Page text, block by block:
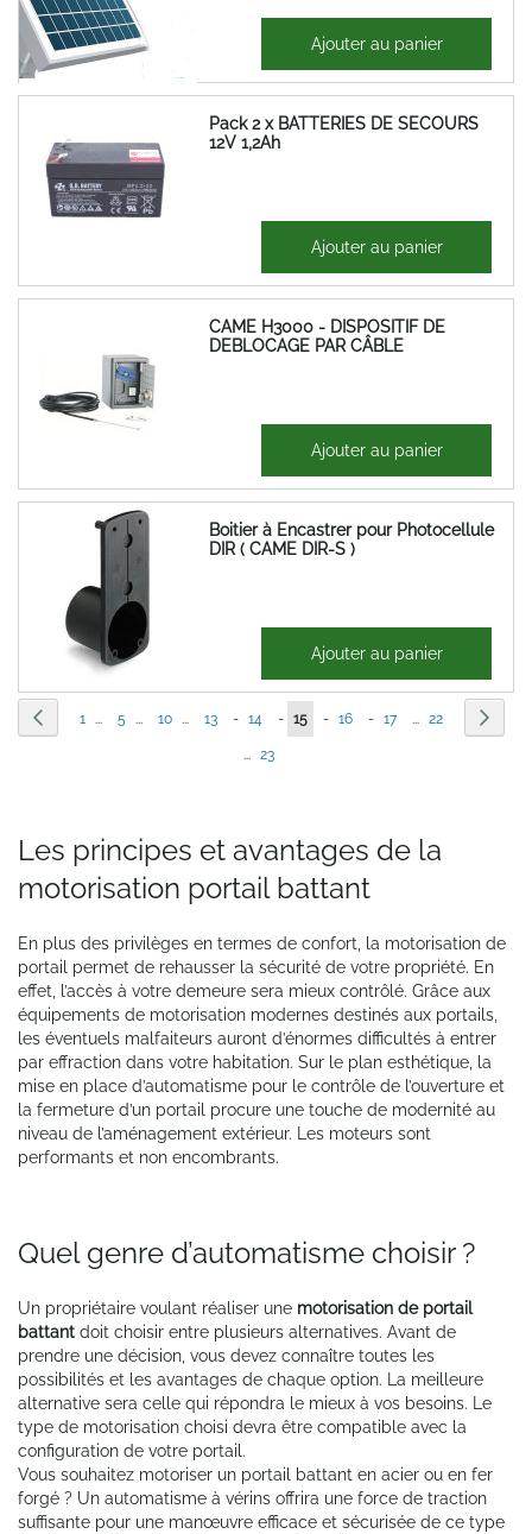
767,26 €
639,38 € Ajouter au panier
Pack 2 x BATTERIES DE SECOURS
12V 1,2Ah
Ajouter au panier
CAME H3000 - DISPOSITIF DE
DEBLOCAGE PAR CÂBLE
Ajouter au panier
Boitier à Encastrer pour Photocellule
DIR ( CAME DIR-S )
5,32 €
4,43 € Ajouter au panier
Précédent
Page
1 5 10 Page
13 - Page
14 - Vous
page
15 - Page
16 - Page
17 22
Page
23
Les principes et avantages de la
motorisation portail battant
En plus des privilèges en termes de confort, la motorisation de
portail permet de rehausser la sécurité de votre propriété. En
effet, l’accès à votre demeure sera mieux contrôlé. Grâce aux
équipements de motorisation modernes destinés aux portails,
les éventuels malfaiteurs auront d’énormes difficultés à entrer
par effraction dans votre habitation. Sur le plan esthétique, la
mise en place d’automatisme pour le contrôle de l’ouverture et
la fermeture d’un portail procure une touche de modernité au
niveau de l’aménagement extérieur. Les moteurs sont
performants et non encombrants.
Quel genre d’automatisme choisir ?
Un propriétaire voulant réaliser une motorisation de portail
battant doit choisir entre plusieurs alternatives. Avant de
prendre une décision, vous devez connaître toutes les
possibilités et les avantages de chaque option. La meilleure
alternative sera celle qui répondra le mieux à vos besoins. Le
type de motorisation choisi devra être compatible avec la
configuration de votre portail.
Vous souhaitez motoriser un portail battant en acier ou en fer
forgé ? Un automatisme à vérins offrira une force de traction
suffisante pour une manœuvre efficace et sécurisée de ce type